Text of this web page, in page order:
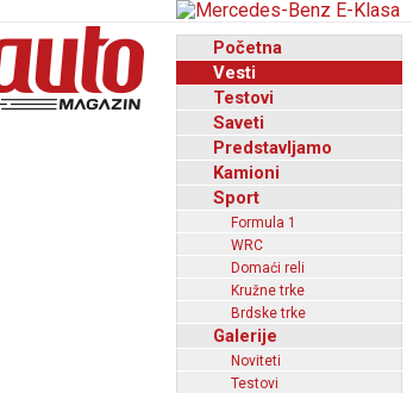
Početna
Vesti
Testovi
Saveti
Predstavljamo
Kamioni
Sport
Formula 1
WRC
Domaći reli
Kružne trke
Brdske trke
Galerije
Noviteti
Testovi